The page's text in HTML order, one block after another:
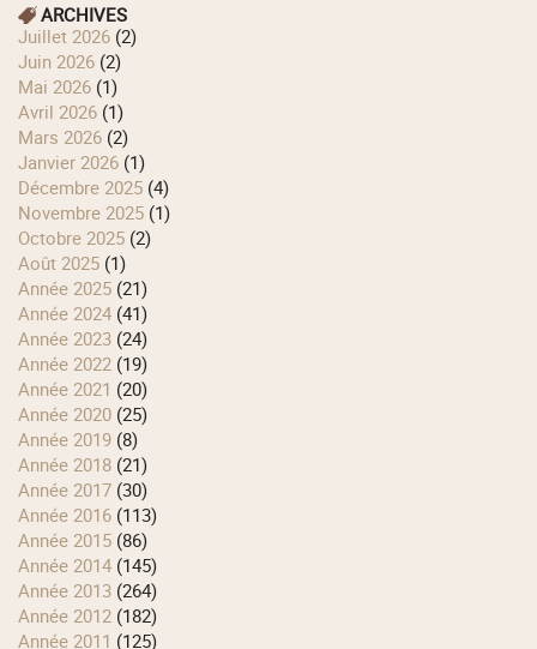
ARCHIVES
juillet 2026 (2)
juin 2026 (2)
mai 2026 (1)
avril 2026 (1)
mars 2026 (2)
janvier 2026 (1)
décembre 2025 (4)
novembre 2025 (1)
octobre 2025 (2)
août 2025 (1)
année 2025 (21)
année 2024 (41)
année 2023 (24)
année 2022 (19)
année 2021 (20)
année 2020 (25)
année 2019 (8)
année 2018 (21)
année 2017 (30)
année 2016 (113)
année 2015 (86)
année 2014 (145)
année 2013 (264)
année 2012 (182)
année 2011 (125)